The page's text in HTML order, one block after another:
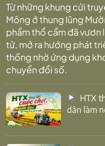
Từ những khung cửi
Mông ở thung lũng
phẩm thổ cẩm đã vươn
tử, mở ra hướng phát
thống nhờ ứng dụng
chuyển đổi số.
dân làm